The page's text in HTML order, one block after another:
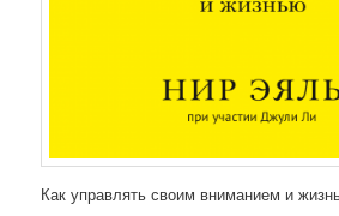
Как управлять своим вниманием и